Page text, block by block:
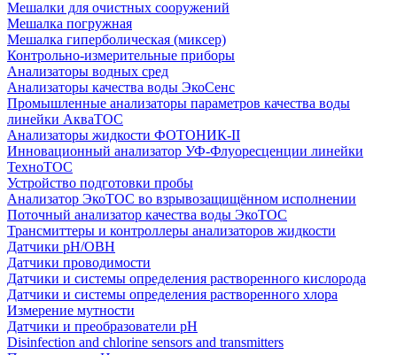
Мешалки для очистных сооружений
Мешалка погружная
Мешалка гиперболическая (миксер)
Контрольно-измерительные приборы
Анализаторы водных сред
Анализаторы качества воды ЭкоСенс
Промышленные анализаторы параметров качества воды
линейки АкваТОС
Анализаторы жидкости ФОТОНИК-II
Инновационный анализатор УФ-Флуоресценции линейки
ТехноТОС
Устройство подготовки пробы
Анализатор ЭкоТОС во взрывозащищённом исполнении
Поточный анализатор качества воды ЭкоТОС
Трансмиттеры и контроллеры анализаторов жидкости
Датчики рН/ОВН
Датчики проводимости
Датчики и системы определения растворенного кислорода
Датчики и системы определения растворенного хлора
Измерение мутности
Датчики и преобразователи pH
Disinfection and chlorine sensors and transmitters